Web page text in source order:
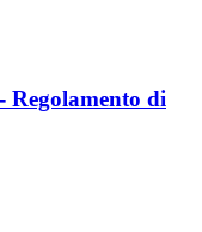
Regolamento di